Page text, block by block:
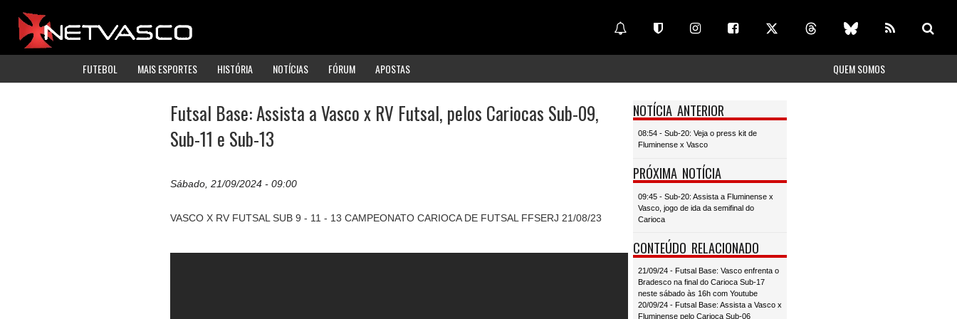
FUTEBOL MAIS ESPORTES HISTÓRIA NOTÍCIAS FÓRUM APOSTAS QUEM SOMOS
Futsal Base: Assista a Vasco x RV Futsal, pelos Cariocas Sub-09,
Sub-11 e Sub-13
Sábado, 21/09/2024 - 09:00
VASCO X RV FUTSAL SUB 9 - 11 - 13 CAMPEONATO CARIOCA DE FUTSAL FFSERJ 21/08/23
NOTÍCIA ANTERIOR
08:54 - Sub-20: Veja o press kit de
Fluminense x Vasco
PRÓXIMA NOTÍCIA
09:45 - Sub-20: Assista a Fluminense x
Vasco, jogo de ida da semifinal do
Carioca
CONTEÚDO RELACIONADO
21/09/24 - Futsal Base: Vasco enfrenta o
Bradesco na final do Carioca Sub-17
neste sábado às 16h com Youtube
20/09/24 - Futsal Base: Assista a Vasco x
Fluminense pelo Carioca Sub-06